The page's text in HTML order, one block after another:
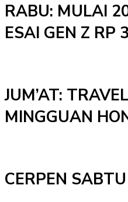
RABU: MULAI
ESAI GEN Z RP
JUM’AT:
MINGGUAN
CERPEN SABTU